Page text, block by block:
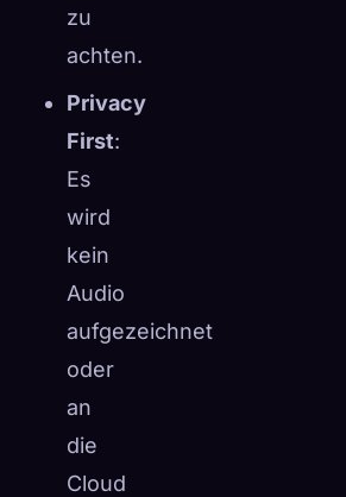
zu
achten.
Privacy
First:
Es
wird
kein
Audio
aufgezeichnet
oder
an
die
Cloud